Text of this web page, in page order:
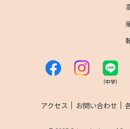
（中学）
アクセス お問い合わせ